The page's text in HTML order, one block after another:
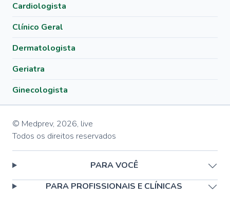
Cardiologista
Clínico Geral
Dermatologista
Geriatra
Ginecologista
© Medprev, 2026, live
Todos os direitos reservados
PARA VOCÊ
PARA PROFISSIONAIS E CLÍNICAS